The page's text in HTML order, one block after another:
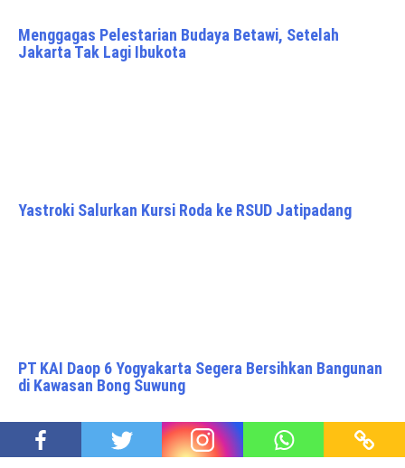
Menggagas Pelestarian Budaya Betawi, Setelah
Jakarta Tak Lagi Ibukota
Yastroki Salurkan Kursi Roda ke RSUD Jatipadang
PT KAI Daop 6 Yogyakarta Segera Bersihkan Bangunan
di Kawasan Bong Suwung